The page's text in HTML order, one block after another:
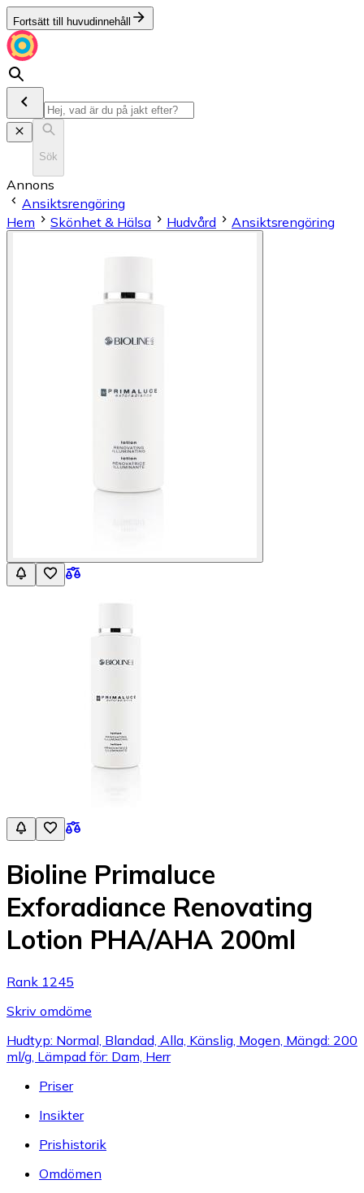
Fortsätt till huvudinnehåll
Sök
Annons
Ansiktsrengöring
Hem
Skönhet & Hälsa Hudvård Ansiktsrengöring
Bioline Primaluce
Exforadiance Renovating
Lotion PHA/AHA 200ml
Rank 1245
Skriv omdöme
Hudtyp: Normal, Blandad, Alla, Känslig, Mogen, Mängd: 200
ml/g, Lämpad för: Dam, Herr
Priser
Insikter
Prishistorik
Omdömen